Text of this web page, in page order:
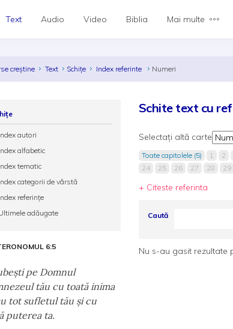
Text Audio Video Biblia Mai multe
creștine Text Schițe Index referinte Numeri
Schite text cu
Selectați altă carte
Toate capitolele (5) 1 2
24
25 26 27 28 29
+ Citeste referinta
Caută
Nu s-au gasit rezultate
autori
alfabetic
tematic
categorii de vârstă
referințe
adăugate
6:5
pe Domnul
tău cu toată inima
tot sufletul tău şi cu
puterea ta.